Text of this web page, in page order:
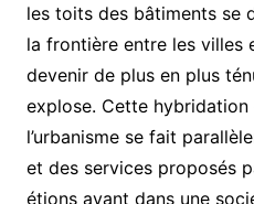
les toits des bâtiments se
la frontière entre les villes
devenir de plus en plus
explose. Cette
l’urbanisme se fait
et des services proposés
étions avant dans une